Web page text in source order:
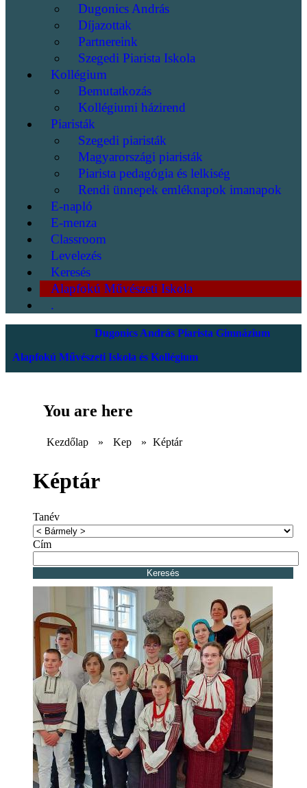
Dugonics András
Díjazottak
Partnereink
Szegedi Piarista Iskola
Kollégium
Bemutatkozás
Kollégiumi házirend
Piaristák
Szegedi piaristák
Magyarországi piaristák
Piarista pedagógia és lelkiség
Rendi ünnepek emléknapok imanapok
E-napló
E-menza
Classroom
Levelezés
Keresés
Alapfokú Művészeti Iskola
.
Dugonics András Piarista Gimnázium
Alapfokú Művészeti Iskola és Kollégium
You are here
Kezdőlap » Kep » Képtár
Képtár
Tanév
Cím